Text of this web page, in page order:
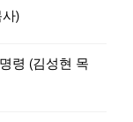
)
령 (김성현 목